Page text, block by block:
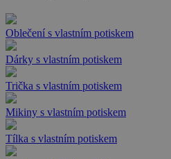
Oblečení s vlastním potiskem
Dárky s vlastním potiskem
Trička s vlastním potiskem
Mikiny s vlastním potiskem
Tílka s vlastním potiskem